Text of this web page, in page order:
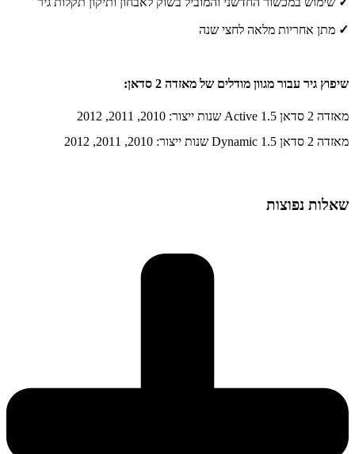
✓ מתן אחריות מלאה לחצי שנה
שיפוץ גיר עבור מגוון מודלים של מאזדה 2 סדאן:
מאזדה 2 סדאן 1.5 Active שנות ייצור: 2010, 2011, 2012
מאזדה 2 סדאן 1.5 Dynamic שנות ייצור: 2010, 2011, 2012
שאלות נפוצות